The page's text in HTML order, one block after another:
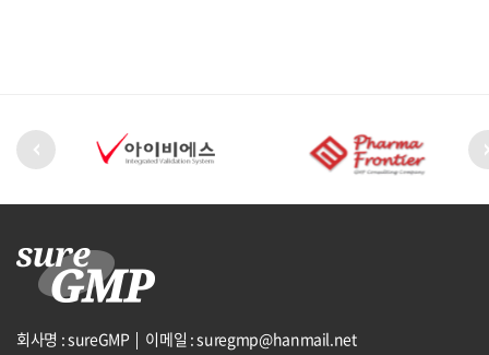
회사명 : sureGMP 이메일 : suregmp@hanmail.net